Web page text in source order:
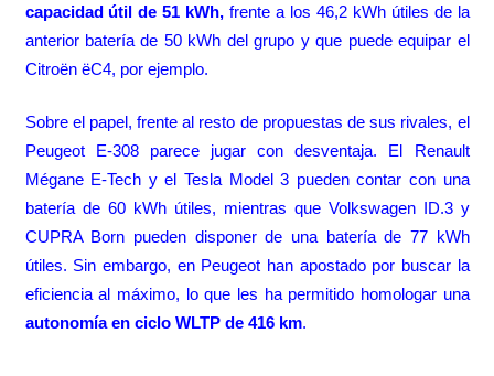
capacidad útil de 51 kWh,frente a los 46,2 kWh útiles de la
anterior batería de 50 kWh del grupo y que puede equipar el
Citroën ëC4, por ejemplo.
Sobre el papel, frente al resto de propuestas de sus rivales, el
Peugeot E-308 parece jugar con desventaja. El Renault
Mégane E-Tech y el Tesla Model 3 pueden contar con una
batería de 60 kWh útiles, mientras que Volkswagen ID.3 y
CUPRA Born pueden disponer de una batería de 77 kWh
útiles. Sin embargo, en Peugeot han apostado por buscar la
eficiencia al máximo, lo que les ha permitido homologar una
autonomía en ciclo WLTP de 416 km.